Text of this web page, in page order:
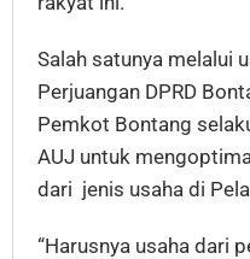
Salah satunya melalui
Perjuangan DPRD
Pemkot Bontang
AUJ untuk
dari jenis usaha di
“Harusnya usaha dari